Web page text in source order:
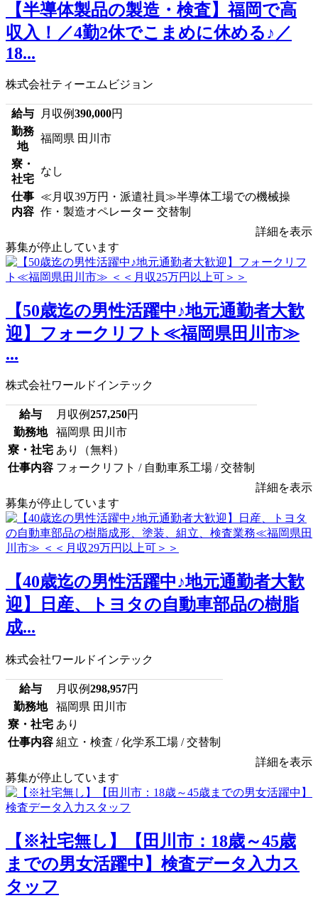
【半導体製品の製造・検査】福岡で高
収入！／4勤2休でこまめに休める♪／
18...
株式会社ティーエムビジョン
給与 月収例390,000円
勤務
地
福岡県 田川市
寮・
社宅
なし
仕事
内容
≪月収39万円・派遣社員≫半導体工場での機械操
作・製造オペレーター 交替制
詳細を表示
募集が停止しています
【50歳迄の男性活躍中♪地元通勤者大歓
迎】フォークリフト≪福岡県田川市≫
...
株式会社ワールドインテック
給与 月収例257,250円
勤務地
福岡県 田川市
寮・社宅 あり（無料）
仕事内容 フォークリフト / 自動車系工場 / 交替制
詳細を表示
募集が停止しています
【40歳迄の男性活躍中♪地元通勤者大歓
迎】日産、トヨタの自動車部品の樹脂
成...
株式会社ワールドインテック
給与 月収例298,957円
勤務地
福岡県 田川市
寮・社宅 あり
仕事内容 組立・検査 / 化学系工場 / 交替制
詳細を表示
募集が停止しています
【※社宅無し】【田川市：18歳～45歳
までの男女活躍中】検査データ入力ス
タッフ